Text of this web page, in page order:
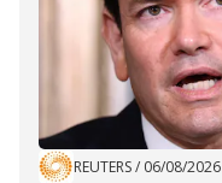
REUTERS/ 06/08/2026